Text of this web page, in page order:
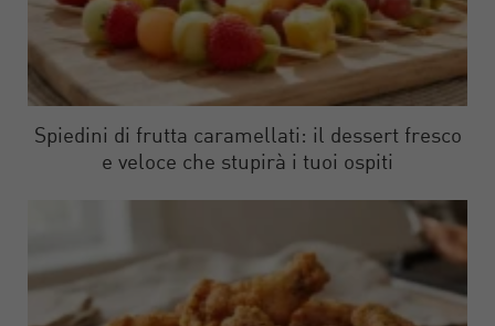
Spiedini di frutta caramellati: il dessert fresco
e veloce che stupirà i tuoi ospiti